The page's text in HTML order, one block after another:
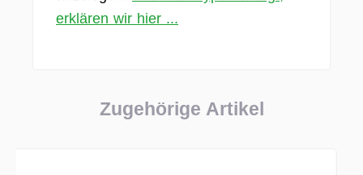
erklären wir hier ...
Zugehörige Artikel